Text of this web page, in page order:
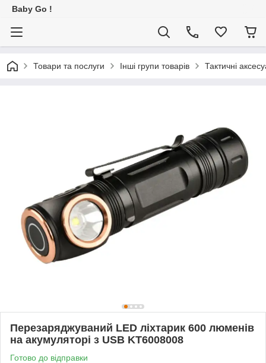
Baby Go !
Товари та послуги Інші групи товарів Тактичні
Перезаряджуваний LED ліхтарик 600 люменів
на акумуляторі з USB KT6008008
Готово до відправки